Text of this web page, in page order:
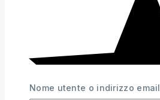
Nome utente o indirizzo email